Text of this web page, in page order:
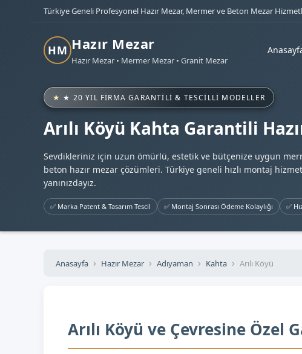
Türkiye Geneli Profesyonel Hazır Mezar, Mermer ve Beton Mezar
HM Hazır Mezar
Hazır Mezar • Mermer Mezar • Granit Mezar
★ 20 YIL FIRMA GARANTILI & TESCILLI MODELLER
Arılı Köyü Kahta Garantili
Sevdikleriniz için uzun ömürlü, estetik ve bütçenize uygun
beton hazır mezar çözümleri. Türkiye geneli hızlı montaj
yanınızdayız.
✅ Marka Patent & Tasarım Tescil ✅ Montaj Sonrası Ödeme Kolaylığı ✅
Anasayfa Hazır Mezar Adıyaman Kahta Arılı Köyü
Arılı Köyü ve Çevresine